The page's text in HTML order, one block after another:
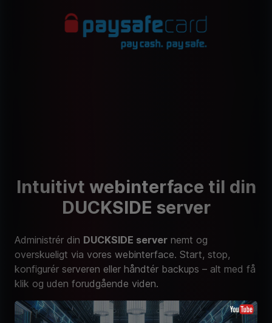
Intuitivt webinterface til din
DUCKSIDE server
Administrér din DUCKSIDE server nemt og
overskueligt via vores webinterface. Start, stop,
konfigurér serveren eller håndtér backups – alt med få
klik og uden forudgående viden.